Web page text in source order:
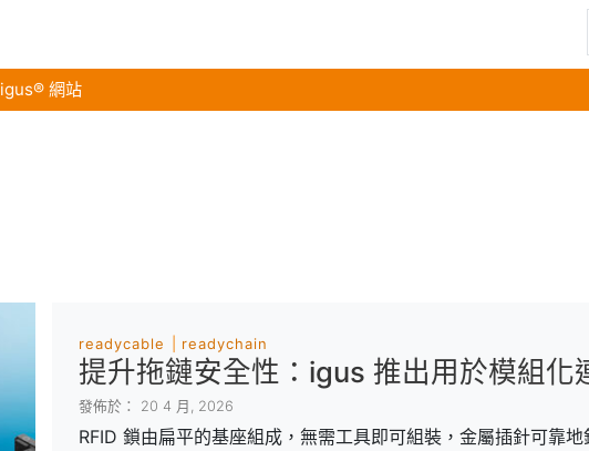
igus® 網站
readycable readychain
提升拖鏈安全性：igus 推出用於模組化
發佈於： 20 4 月, 2026
RFID 鎖由扁平的基座組成，無需工具即可組裝，金屬插針可靠